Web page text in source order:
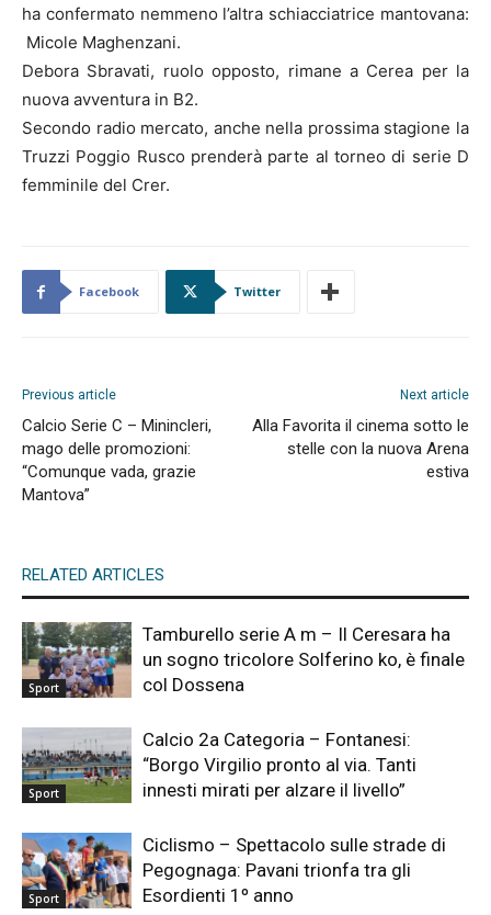
ha confermato nemmeno l’altra schiacciatrice mantovana:
Micole Maghenzani.
Debora Sbravati, ruolo opposto, rimane a Cerea per la
nuova avventura in B2.
Secondo radio mercato, anche nella prossima stagione la
Truzzi Poggio Rusco prenderà parte al torneo di serie D
femminile del Crer.
Facebook Twitter
Previous article
Calcio Serie C – Minincleri,
mago delle promozioni:
“Comunque vada, grazie
Mantova”
Next article
Alla Favorita il cinema sotto le
stelle con la nuova Arena
estiva
RELATED ARTICLES
Sport
Tamburello serie A m – Il Ceresara ha
un sogno tricolore Solferino ko, è finale
col Dossena
Sport
Calcio 2a Categoria – Fontanesi:
“Borgo Virgilio pronto al via. Tanti
innesti mirati per alzare il livello”
Sport
Ciclismo – Spettacolo sulle strade di
Pegognaga: Pavani trionfa tra gli
Esordienti 1º anno